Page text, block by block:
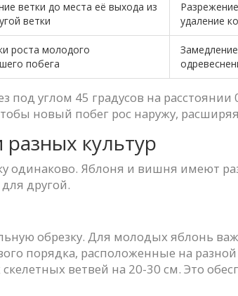
ветки до места её выхода из
ветки
удаление
роста молодого
побега
под углом 45 градусов на
новый побег рос наружу,
культур
одинаково. Яблоня и вишня имеют
другой.
обрезку. Для молодых яблонь
порядка, расположенные на
ветвей на 20-30 см. Это